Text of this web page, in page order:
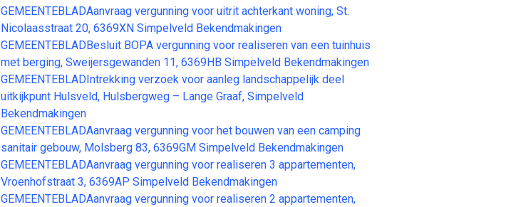
GEMEENTEBLADAanvraag vergunning voor uitrit achterkant woning, St.
Nicolaasstraat 20, 6369XN Simpelveld Bekendmakingen
GEMEENTEBLADBesluit BOPA vergunning voor realiseren van een tuinhuis
met berging, Sweijersgewanden 11, 6369HB Simpelveld Bekendmakingen
GEMEENTEBLADIntrekking verzoek voor aanleg landschappelijk deel
uitkijkpunt Hulsveld, Hulsbergweg – Lange Graaf, Simpelveld
Bekendmakingen
GEMEENTEBLADAanvraag vergunning voor het bouwen van een camping
sanitair gebouw, Molsberg 83, 6369GM Simpelveld Bekendmakingen
GEMEENTEBLADAanvraag vergunning voor realiseren 3 appartementen,
Vroenhofstraat 3, 6369AP Simpelveld Bekendmakingen
GEMEENTEBLADAanvraag vergunning voor realiseren 2 appartementen,